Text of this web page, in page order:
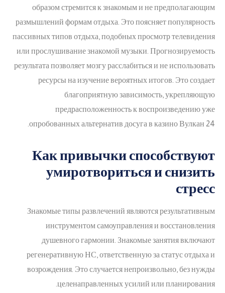
образом стремится к знакомым и не предполагающим
размышлений формам отдыха. Это поясняет популярность
пассивных типов отдыха, подобных просмотр телевидения
или прослушивание знакомой музыки. Прогнозируемость
результата позволяет мозгу расслабиться и не использовать
ресурсы на изучение вероятных итогов. Это создает
благоприятную зависимость, укрепляющую
предрасположенность к воспроизведению уже
опробованных альтернатив досуга в казино Вулкан 24.
Как привычки способствуют
умиротвориться и снизить
стресс
Знакомые типы развлечений являются результативным
инструментом самоуправления и восстановления
душевного гармонии. Знакомые занятия включают
регенеративную НС, ответственную за статус отдыха и
возрождения. Это случается непроизвольно, без нужды
целенаправленных усилий или планирования.